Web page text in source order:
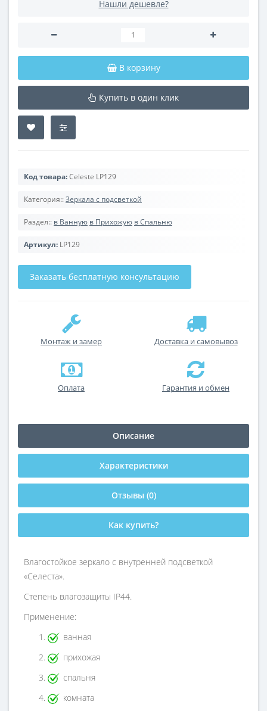
Нашли дешевле?
В корзину
Купить в один клик
Код товара:Celeste LP129
Категория::Зеркала с подсветкой
Раздел:: в Ванную в Прихожую в Спальню
Артикул: LP129
Заказать бесплатную консультацию
Монтаж и замер Доставка и самовывоз
Оплата Гарантия и обмен
Описание
Характеристики
Отзывы (0)
Как купить?
Влагостойкое зеркало с внутренней подсветкой
«Селеста».
Степень влагозащиты IP44.
Применение:
ванная
прихожая
спальня
комната